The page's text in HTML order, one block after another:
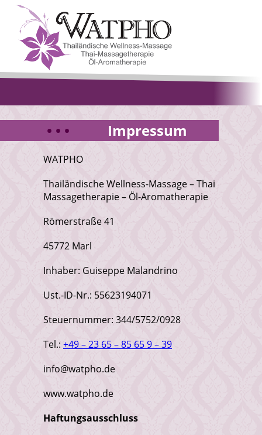
Impressum
WATPHO
Thailändische Wellness-Massage – Thai
Massagetherapie – Öl-Aromatherapie
Römerstraße 41
45772 Marl
Inhaber: Guiseppe Malandrino
Ust.-ID-Nr.: 55623194071
Steuernummer: 344/5752/0928
Tel.: +49 – 23 65 – 85 65 9 – 39
info@watpho.de
www.watpho.de
Haftungsausschluss